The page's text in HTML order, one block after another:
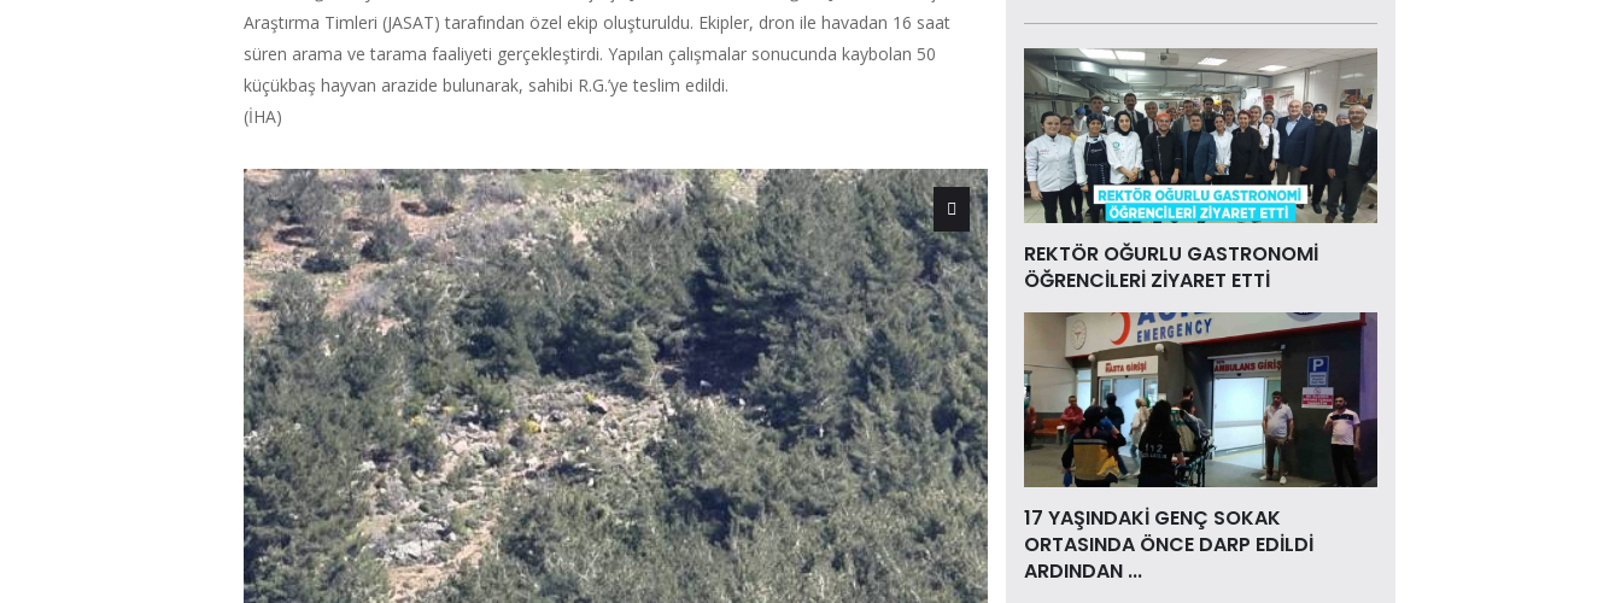
Araştırma Timleri (JASAT) tarafından özel ekip oluşturuldu. Ekipler, dron ile havadan 16 saat
süren arama ve tarama faaliyeti gerçekleştirdi. Yapılan çalışmalar sonucunda kaybolan 50
küçükbaş hayvan arazide bulunarak, sahibi R.G.’ye teslim edildi.
(İHA)
REKTÖR OĞURLU GASTRONOMİ
ÖĞRENCİLERİ ZİYARET ETTİ
17 YAŞINDAKİ GENÇ SOKAK
ORTASINDA ÖNCE DARP EDİLDİ
ARDINDAN ...